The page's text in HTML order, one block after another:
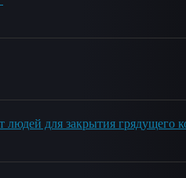
для закрытия грядущего